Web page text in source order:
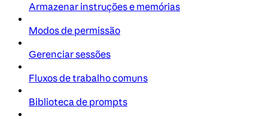
Armazenar instruções e memórias
Modos de permissão
Gerenciar sessões
Fluxos de trabalho comuns
Biblioteca de prompts